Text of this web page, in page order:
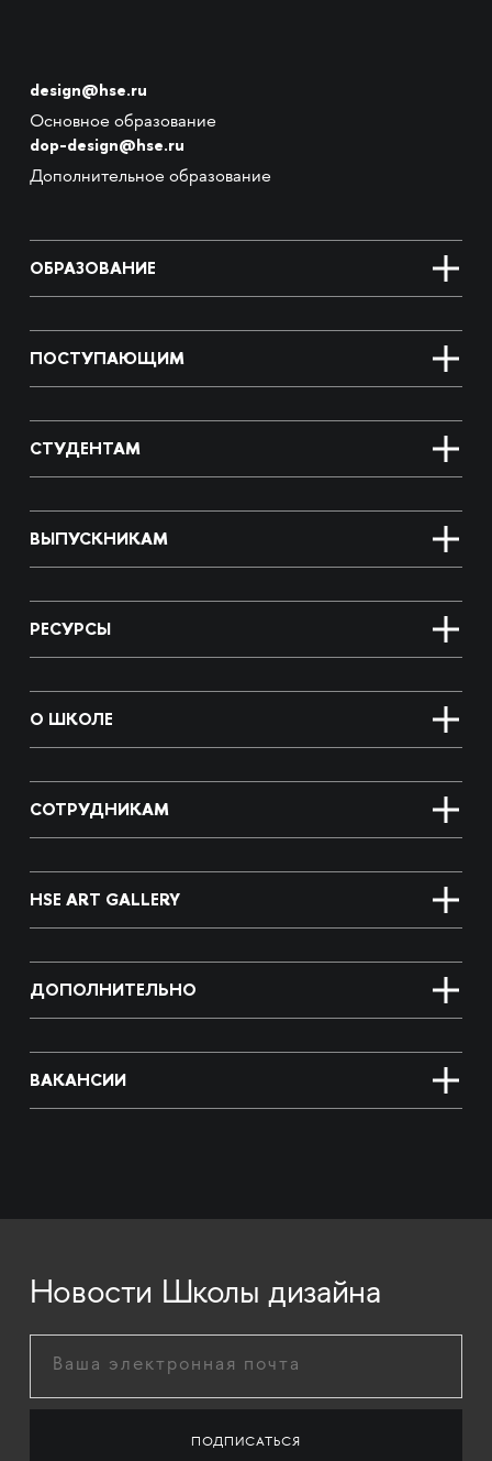
design@hse.ru
Основное образование
dop-design@hse.ru
Дополнительное образование
ОБРАЗОВАНИЕ
ПОСТУПАЮЩИМ
СТУДЕНТАМ
ВЫПУСКНИКАМ
РЕСУРСЫ
О ШКОЛЕ
СОТРУДНИКАМ
HSE ART GALLERY
ДОПОЛНИТЕЛЬНО
ВАКАНСИИ
Новости Школы дизайна